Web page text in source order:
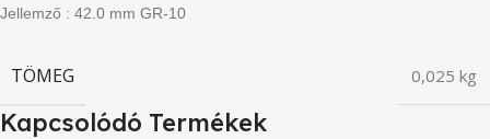
Jellemző : 42.0 mm GR-10
TÖMEG 0,025 kg
Kapcsolódó Termékek